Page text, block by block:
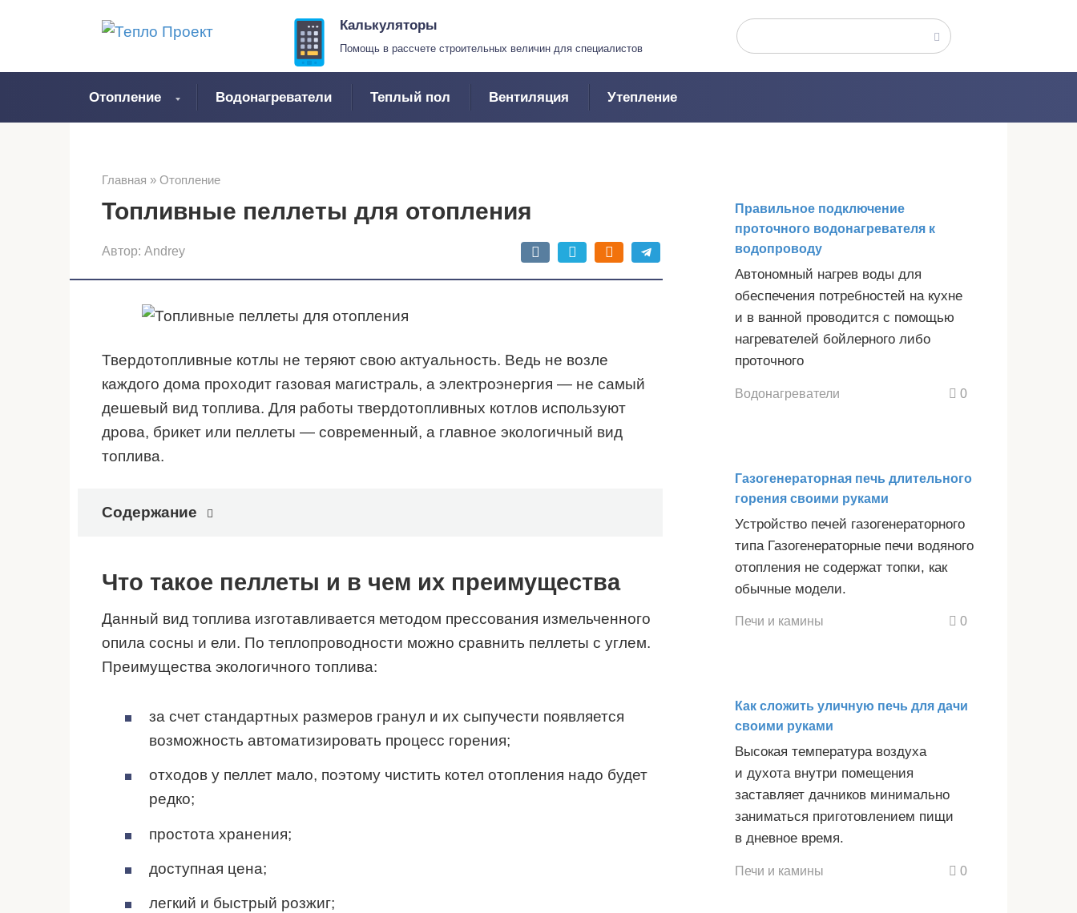
Калькуляторы
Помощь в рассчете строительных величин для специалистов
Поиск:
Отопление Водонагреватели Теплый пол Вентиляция Утепление
Главная » Отопление
Топливные пеллеты для отопления
Автор: Andrey
Твердотопливные котлы не теряют свою актуальность. Ведь не возле
каждого дома проходит газовая магистраль, а электроэнергия — не самый
дешевый вид топлива. Для работы твердотопливных котлов используют
дрова, брикет или пеллеты — современный, а главное экологичный вид
топлива.
Содержание
Что такое пеллеты и в чем их преимущества
Данный вид топлива изготавливается методом прессования измельченного
опила сосны и ели. По теплопроводности можно сравнить пеллеты с углем.
Преимущества экологичного топлива:
за счет стандартных размеров гранул и их сыпучести появляется
возможность автоматизировать процесс горения;
отходов у пеллет мало, поэтому чистить котел отопления надо будет
редко;
простота хранения;
доступная цена;
легкий и быстрый розжиг;
Правильное подключение
проточного водонагревателя к
водопроводу
Автономный нагрев воды для
обеспечения потребностей на кухне
и в ванной проводится с помощью
нагревателей бойлерного либо
проточного
Водонагреватели 0
Газогенераторная печь длительного
горения своими руками
Устройство печей газогенераторного
типа Газогенераторные печи водяного
отопления не содержат топки, как
обычные модели.
Печи и камины 0
Как сложить уличную печь для дачи
своими руками
Высокая температура воздуха
и духота внутри помещения
заставляет дачников минимально
заниматься приготовлением пищи
в дневное время.
Печи и камины 0